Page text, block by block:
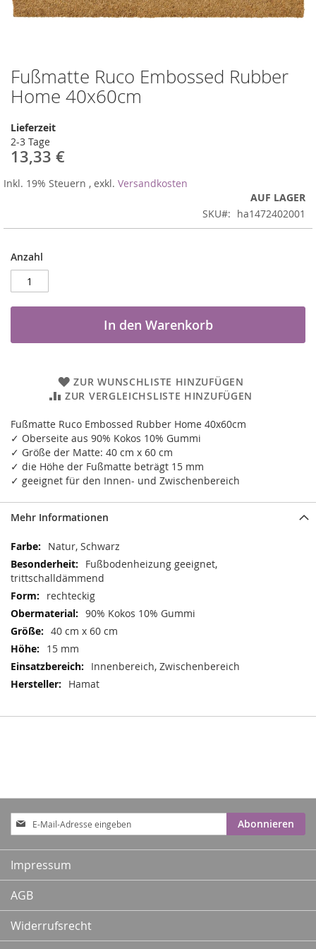
Fußmatte Ruco Embossed Rubber
Home 40x60cm
Lieferzeit
2-3 Tage
13,33 €
Inkl. 19% Steuern , exkl. Versandkosten
AUF LAGER
SKU
ha1472402001
Anzahl
In den Warenkorb
ZUR WUNSCHLISTE HINZUFÜGEN
ZUR VERGLEICHSLISTE HINZUFÜGEN
Fußmatte Ruco Embossed Rubber Home 40x60cm
✓ Oberseite aus 90% Kokos 10% Gummi
✓ Größe der Matte: 40 cm x 60 cm
✓ die Höhe der Fußmatte beträgt 15 mm
✓ geeignet für den Innen- und Zwischenbereich
Zum
Anfang
der
springen
Mehr Informationen
Mehr
Informationen
Natur, Schwarz
Fußbodenheizung geeignet,
trittschalldämmend
rechteckig
90% Kokos 10% Gummi
40 cm x 60 cm
15 mm
Innenbereich, Zwischenbereich
Hamat
Anmeldung
zum
Newsletter:
Abonnieren
Impressum
AGB
Widerrufsrecht